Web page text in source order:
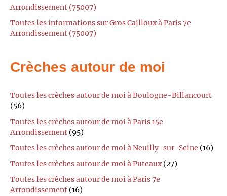
Arrondissement (75007)
Toutes les informations sur Gros Cailloux à Paris 7e
Arrondissement (75007)
Crèches autour de moi
Toutes les crèches autour de moi à Boulogne-Billancourt
(56)
Toutes les crèches autour de moi à Paris 15e
Arrondissement (95)
Toutes les crèches autour de moi à Neuilly-sur-Seine (16)
Toutes les crèches autour de moi à Puteaux(27)
Toutes les crèches autour de moi à Paris 7e
Arrondissement (16)